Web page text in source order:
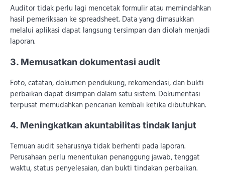
Auditor tidak perlu lagi mencetak formulir atau memindahkan
hasil pemeriksaan ke spreadsheet. Data yang dimasukkan
melalui aplikasi dapat langsung tersimpan dan diolah menjadi
laporan.
3. Memusatkan dokumentasi audit
Foto, catatan, dokumen pendukung, rekomendasi, dan bukti
perbaikan dapat disimpan dalam satu sistem. Dokumentasi
terpusat memudahkan pencarian kembali ketika dibutuhkan.
4. Meningkatkan akuntabilitas tindak lanjut
Temuan audit seharusnya tidak berhenti pada laporan.
Perusahaan perlu menentukan penanggung jawab, tenggat
waktu, status penyelesaian, dan bukti tindakan perbaikan.